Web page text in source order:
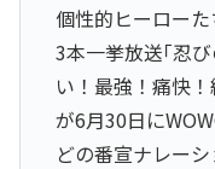
個性的ヒーロー
3本一挙放送｢忍
い！最強！痛快
が6月30日に
どの番宣ナレー